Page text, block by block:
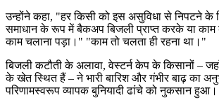
उन्होंने कहा, "हर किसी को इस असुविधा से निपटने के
समाधान के रूप में बैकअप बिजली प्राप्त करके या
काम चलाना पड़ा।" "काम तो चलता ही रहना था।"
बिजली कटौती के अलावा, वेस्टर्न केप के किसानों –
के खेत स्थित हैं – ने भारी बारिश और गंभीर बाढ़ का
परिणामस्वरूप व्यापक बुनियादी ढांचे को नुकसान हुआ।